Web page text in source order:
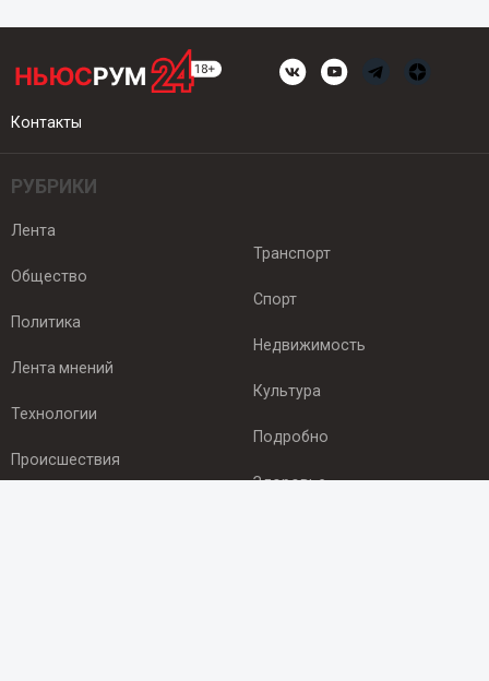
Контакты
РУБРИКИ
Лента
Общество
Политика
Лента мнений
Технологии
Происшествия
Транспорт
Спорт
Недвижимость
Культура
Подробно
Здоровье